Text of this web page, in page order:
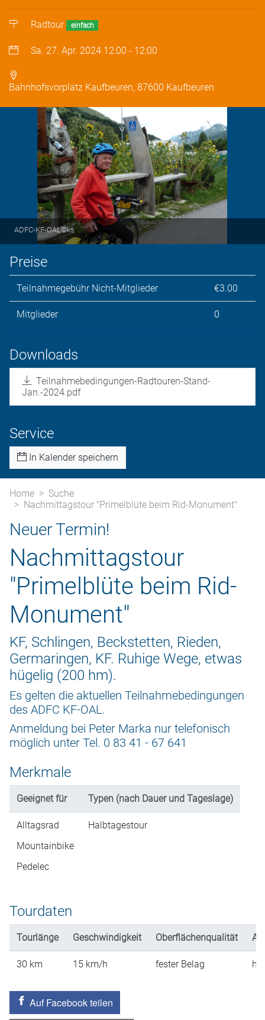
Radtour einfach
Sa. 27. Apr. 2024 12:00 - 12:00
Bahnhofsvorplatz Kaufbeuren, 87600 Kaufbeuren
ADFC-KF-OAL©ks
Preise
Teilnahmegebühr Nicht-Mitglieder €3.00
Mitglieder 0
Downloads
Teilnahmebedingungen-Radtouren-Stand-
Jan.-2024.pdf
Service
In Kalender speichern
Home
Suche
Nachmittagstour "Primelblüte beim Rid-Monument"
Neuer Termin!
Nachmittagstour
"Primelblüte beim Rid-
Monument"
KF, Schlingen, Beckstetten, Rieden,
Germaringen, KF. Ruhige Wege, etwas
hügelig (200 hm).
Es gelten die aktuellen Teilnahmebedingungen
des ADFC KF-OAL.
Anmeldung bei Peter Marka nur telefonisch
möglich unter Tel. 0 83 41 - 67 641
Merkmale
Geeignet für Typen (nach Dauer und Tageslage)
Alltagsrad
Mountainbike
Pedelec
Halbtagestour
Tourdaten
Tourlänge Geschwindigkeit Oberflächenqualität
30 km 15 km/h fester Belag
Auf Facebook teilen